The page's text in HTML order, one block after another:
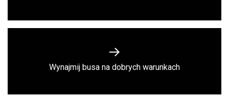
Next
Wynajmij busa na dobrych warunkach